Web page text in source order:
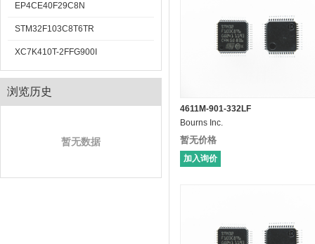
EP4CE40F29C8N
STM32F103C8T6TR
XC7K410T-2FFG900I
浏览历史
暂无数据
4611M-901-332LF
Bourns Inc.
暂无价格
加入询价